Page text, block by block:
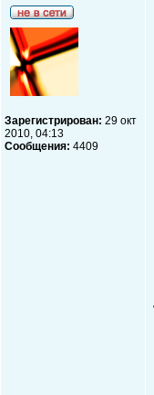
Зарегистрирован: 29 окт
2010, 04:13
Сообщения: 4409